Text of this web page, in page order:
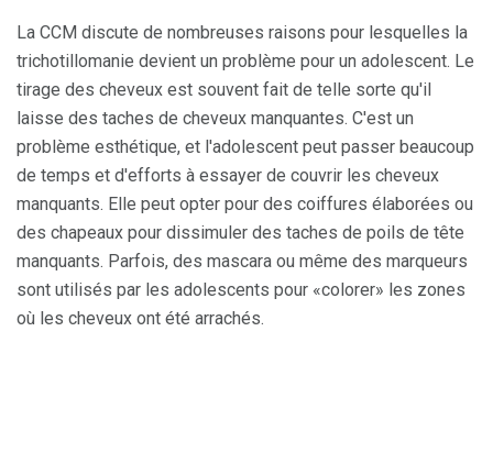
La CCM discute de nombreuses raisons pour lesquelles la
trichotillomanie devient un problème pour un adolescent. Le
tirage des cheveux est souvent fait de telle sorte qu'il
laisse des taches de cheveux manquantes. C'est un
problème esthétique, et l'adolescent peut passer beaucoup
de temps et d'efforts à essayer de couvrir les cheveux
manquants. Elle peut opter pour des coiffures élaborées ou
des chapeaux pour dissimuler des taches de poils de tête
manquants. Parfois, des mascara ou même des marqueurs
sont utilisés par les adolescents pour «colorer» les zones
où les cheveux ont été arrachés.